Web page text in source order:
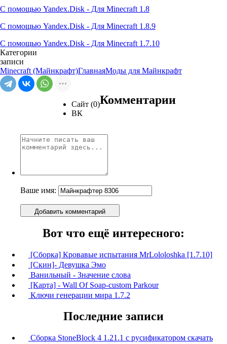
С помощью Yandex.Disk - Для Minecraft 1.8
С помощью Yandex.Disk - Для Minecraft 1.8.9
С помощью Yandex.Disk - Для Minecraft 1.7.10
Категории
записи
Minecraft (Майнкрафт)ГлавнаяМоды для Майнкрафт
Сайт (0)
ВК
Комментарии
Ваше имя:
Добавить комментарий
Вот что ещё интересного:
[Сборка] Кровавые испытания MrLololoshka [1.7.10]
[Скин]- Девушка Эмо
Ванильный - Значение слова
[Карта] - Wall Of Soap-custom Parkour
Ключи генерации мира 1.7.2
Последние записи
Сборка StoneBlock 4 1.21.1 с русификатором скачать